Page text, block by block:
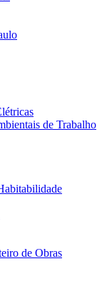
de Trabalho
de Obras